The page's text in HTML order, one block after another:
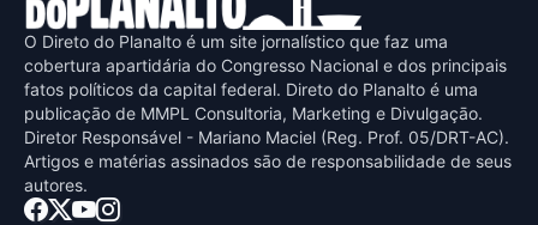
O Direto do Planalto é um site jornalístico que faz uma
cobertura apartidária do Congresso Nacional e dos principais
fatos políticos da capital federal. Direto do Planalto é uma
publicaçāo de MMPL Consultoria, Marketing e Divulgaçāo.
Diretor Responsável - Mariano Maciel (Reg. Prof. 05/DRT-AC).
Artigos e matérias assinados sāo de responsabilidade de seus
autores.